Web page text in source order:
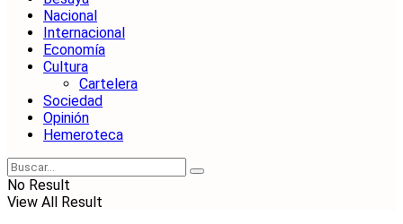
Nacional
Internacional
Economía
Cultura
Cartelera
Sociedad
Opinión
Hemeroteca
No Result
View All Result